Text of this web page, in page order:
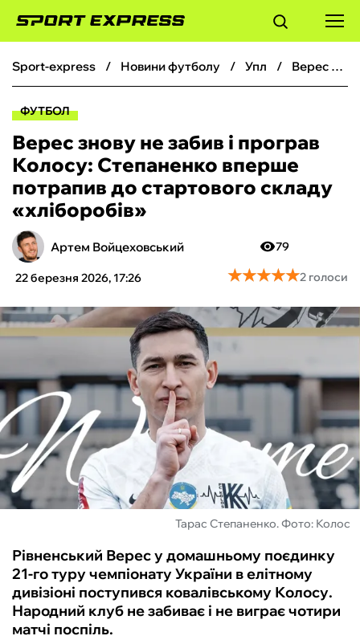
ФУТБОЛ
БОКС
ХОКЕЙ
ТЕНІС
КІБЕРСПОРТ
ФУТЗАЛ
ІНШІ
БУКМЕКЕРИ
sport-express новини футболу упл Верес знову не забив і програв Колосу: Степаненко вперше потрапив до стартового складу «хліборобів»
ФУТБОЛ
Верес знову не забив і програв
Колосу: Степаненко вперше
потрапив до стартового складу
«хліборобів»
Артем Войцеховський
22 березня 2026, 17:26
79
★★★★★
★★★★★2 голоси
Тарас Степаненко. Фото: Колос
Рівненський Верес у домашньому поєдинку
21-го туру чемпіонату України в елітному
дивізіоні поступився ковалівському Колосу.
Народний клуб не забиває і не виграє чотири
матчі поспіль.